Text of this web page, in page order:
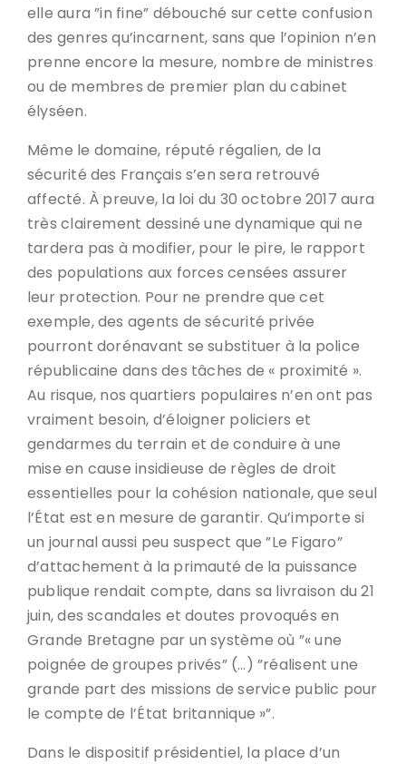
elle aura ”in fine” débouché sur cette confusion
des genres qu’incarnent, sans que l’opinion n’en
prenne encore la mesure, nombre de ministres
ou de membres de premier plan du cabinet
élyséen.
Même le domaine, réputé régalien, de la
sécurité des Français s’en sera retrouvé
affecté. À preuve, la loi du 30 octobre 2017 aura
très clairement dessiné une dynamique qui ne
tardera pas à modifier, pour le pire, le rapport
des populations aux forces censées assurer
leur protection. Pour ne prendre que cet
exemple, des agents de sécurité privée
pourront dorénavant se substituer à la police
républicaine dans des tâches de « proximité ».
Au risque, nos quartiers populaires n’en ont pas
vraiment besoin, d’éloigner policiers et
gendarmes du terrain et de conduire à une
mise en cause insidieuse de règles de droit
essentielles pour la cohésion nationale, que seul
l’État est en mesure de garantir. Qu’importe si
un journal aussi peu suspect que ”Le Figaro”
d’attachement à la primauté de la puissance
publique rendait compte, dans sa livraison du 21
juin, des scandales et doutes provoqués en
Grande Bretagne par un système où ”« une
poignée de groupes privés” (…) ”réalisent une
grande part des missions de service public pour
le compte de l’État britannique »”.
Dans le dispositif présidentiel, la place d’un